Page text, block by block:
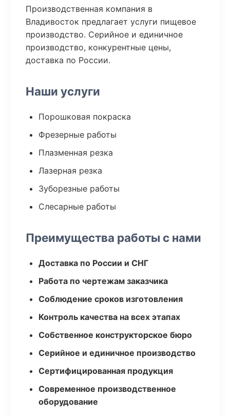
Производственная компания в
Владивосток предлагает услуги пищевое
производство. Серийное и единичное
производство, конкурентные цены,
доставка по России.
Наши услуги
Порошковая покраска
Фрезерные работы
Плазменная резка
Лазерная резка
Зуборезные работы
Слесарные работы
Преимущества работы с нами
Доставка по России и СНГ
Работа по чертежам заказчика
Соблюдение сроков изготовления
Контроль качества на всех этапах
Собственное конструкторское бюро
Серийное и единичное производство
Сертифицированная продукция
Современное производственное
оборудование